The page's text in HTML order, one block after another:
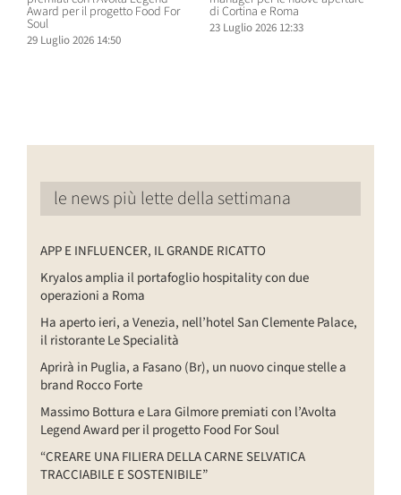
Award per il progetto Food For
Soul
29 Luglio 2026 14:50
di Cortina e Roma
23 Luglio 2026 12:33
le news più lette della settimana
APP E INFLUENCER, IL GRANDE RICATTO
Kryalos amplia il portafoglio hospitality con due
operazioni a Roma
Ha aperto ieri, a Venezia, nell’hotel San Clemente Palace,
il ristorante Le Specialità
Aprirà in Puglia, a Fasano (Br), un nuovo cinque stelle a
brand Rocco Forte
Massimo Bottura e Lara Gilmore premiati con l’Avolta
Legend Award per il progetto Food For Soul
“CREARE UNA FILIERA DELLA CARNE SELVATICA
TRACCIABILE E SOSTENIBILE”